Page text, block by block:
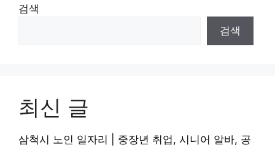
검색
검색
최신 글
삼척시 노인 일자리 | 중장년 취업, 시니어 알바, 공